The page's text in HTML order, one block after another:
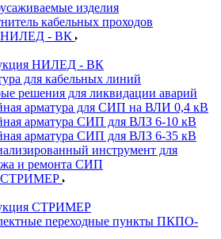
изделия
кабельных проходов
НИЛЕД - ВК
НИЛЕД - ВК
для кабельных линий
решения для ликвидации аварий
арматура для СИП на ВЛИ 0,4 кВ
арматура СИП для ВЛЗ 6-10 кВ
арматура СИП для ВЛЗ 6-35 кВ
инструмент для
и ремонта СИП
СТРИМЕР
СТРИМЕР
переходные пункты ПКПО-